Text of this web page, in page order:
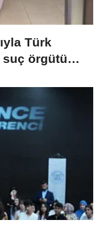
Türk
suç örgütüne